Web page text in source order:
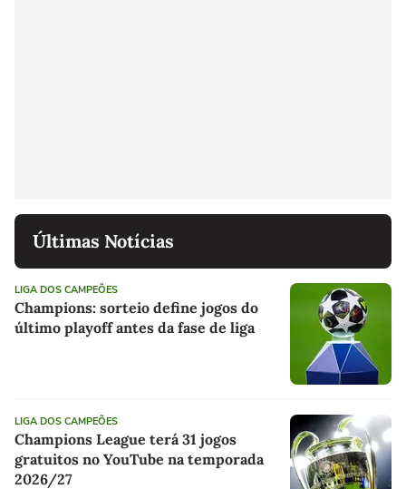
Últimas Notícias
LIGA DOS CAMPEÕES
Champions: sorteio define jogos do
último playoff antes da fase de liga
LIGA DOS CAMPEÕES
Champions League terá 31 jogos
gratuitos no YouTube na temporada
2026/27